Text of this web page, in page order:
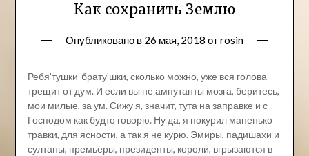
Как сохранить Землю
Опубликовано в 26 мая, 2018 отrosin
Ребя’тушки-брату’шки, сколько можно, уже вся голова
трещит от дум. И если вы не ампутанты мозга, беритесь,
мои милые, за ум. Сижу я, значит, тута на заправке и с
Господом как будто говорю. Ну да, я покурил маненько
травки, для ясности, а так я не курю. Эмиры, падишахи и
султаны, премьеры, президенты, короли, вгрызаются в